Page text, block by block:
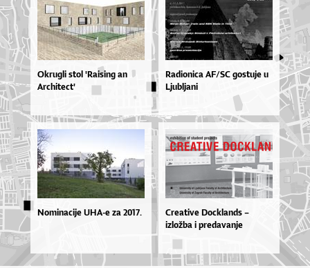
Okrugli stol 'Raising an
Architect'
Radionica AF/SC gostuje u
Ljubljani
Nominacije UHA-e za 2017.
Creative Docklands –
izložba i predavanje